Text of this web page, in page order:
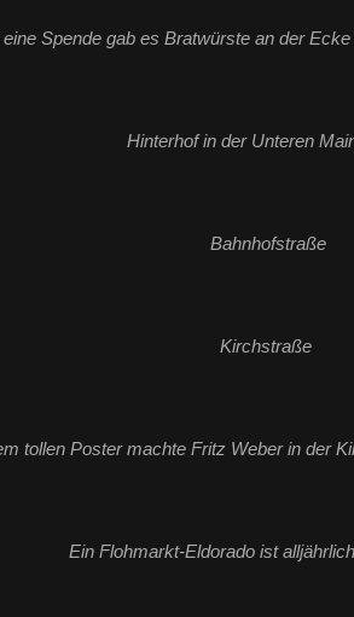
eine Spende gab es Bratwürste an der
Hinterhof in der Unteren
Bahnhofstraße
Kirchstraße
tollen Poster machte Fritz Weber in der
Ein Flohmarkt-Eldorado ist